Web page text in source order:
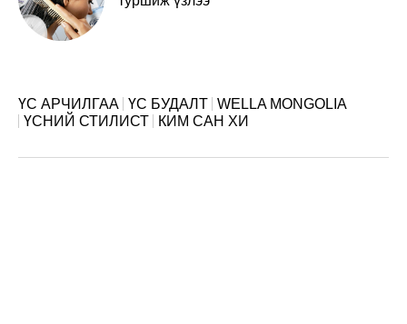
ҮС АРЧИЛГАА ҮС БУДАЛТ WELLA MONGOLIA
ҮСНИЙ СТИЛИСТ
КИМ САН ХИ